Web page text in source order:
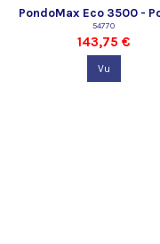
PondoMax Eco 3500 -
54770
143,75 €
Vu